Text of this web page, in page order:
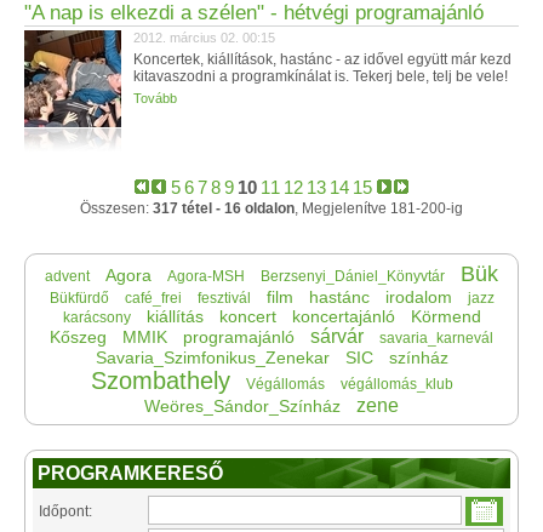
"A nap is elkezdi a szélen" - hétvégi programajánló
2012. március 02. 00:15
Koncertek, kiállítások, hastánc - az idővel együtt már kezd
kitavaszodni a programkínálat is. Tekerj bele, telj be vele!
Tovább
56789 10 11 12 13 14 15
Összesen: 317 tétel - 16 oldalon, Megjelenítve 181-200-ig
advent Agora Agora-MSH Berzsenyi_Dániel_Könyvtár Bük
Bükfürdő café_frei fesztivál film hastánc irodalom
jazz
karácsony
kiállítás koncert koncertajánló
Körmend
Kőszeg
MMIK programajánló sárvár savaria_karnevál
Savaria_Szimfonikus_Zenekar SIC színház
Szombathely Végállomás végállomás_klub
Weöres_Sándor_Színház zene
PROGRAMKERESŐ
Időpont: